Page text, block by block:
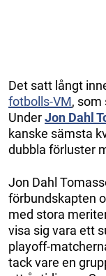
Det satt långt
fotbolls-VM, som
UnderJon Dahl
kanske sämsta
dubbla förluster
Jon Dahl
förbundskapten
med stora
visa sig vara ett
playoff-
tack vare en